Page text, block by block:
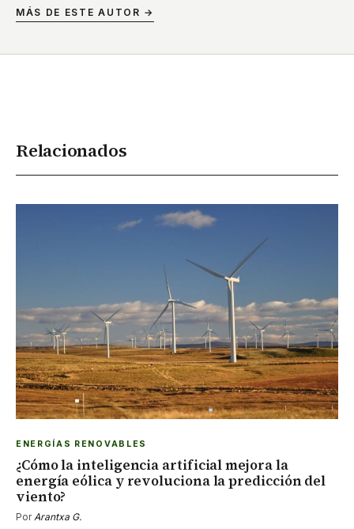
MÁS DE ESTE AUTOR →
Relacionados
ENERGÍAS RENOVABLES
¿Cómo la inteligencia artificial mejora la
energía eólica y revoluciona la predicción del
viento?
Por Arantxa G.